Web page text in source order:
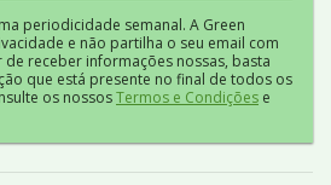
periodicidade semanal. A Green
e não partilha o seu email com
de receber informações nossas, basta
que está presente no final de todos os
os nossosTermos e Condições e